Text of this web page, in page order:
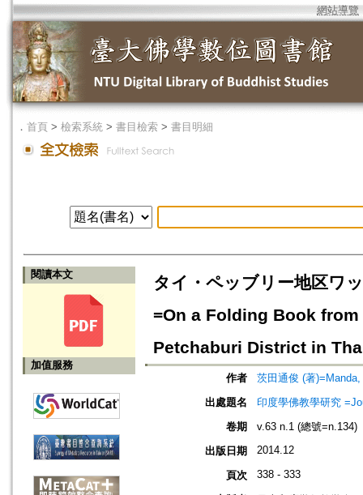
網站導覽
． 首頁 > 檢索系統 > 書目檢索 > 書目明細
閱讀本文
加值服務
タイ・ペッブリー地区ワ
=On a Folding Book
Petchaburi District in
作者
茨田通俊 (著
出處題名
印度學佛教學研究
卷期
v.63 n.1 (總號=n.134)
出版日期
2014.12
頁次 338 - 333